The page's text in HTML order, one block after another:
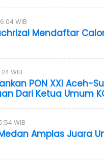
WIB
Mendaftar
WIB
PON XXI Aceh-
Dari Ketua Umum
WIB
Amplas Juara